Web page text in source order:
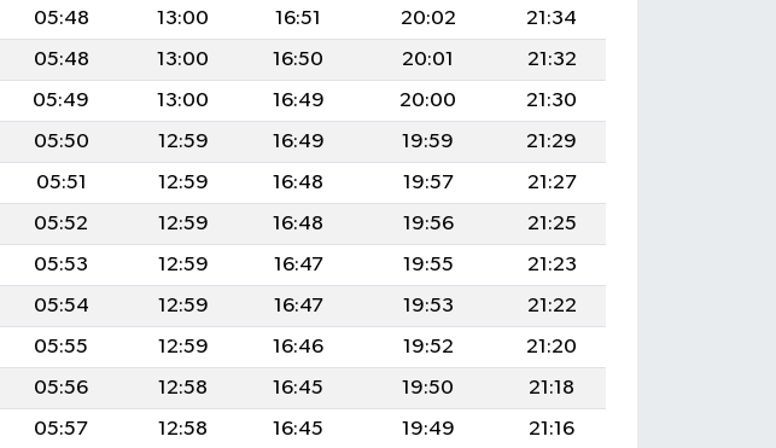
05:48 13:00 16:51 20:02
21:34
05:48 13:00 16:50 20:01
21:32
05:49 13:00 16:49 20:00
21:30
05:50 12:59 16:49 19:59
21:29
05:51 12:59 16:48 19:57
21:27
05:52 12:59 16:48 19:56
21:25
05:53 12:59 16:47 19:55
21:23
05:54 12:59 16:47 19:53
21:22
05:55 12:59 16:46 19:52
21:20
05:56 12:58 16:45 19:50
21:18
05:57 12:58 16:45 19:49
21:16